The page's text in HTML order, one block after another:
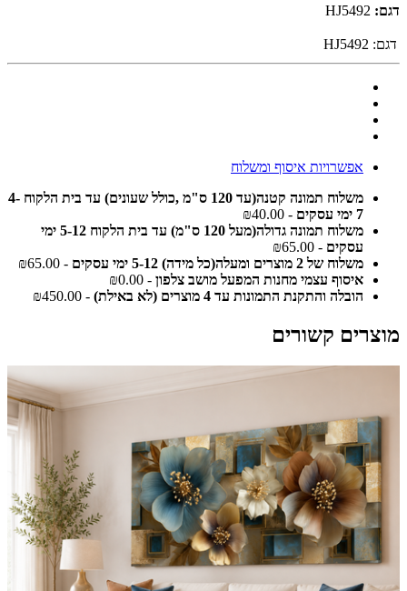
דגם:
דגם: HJ5492
אפשרויות איסוף ומשלוח
משלוח תמונה קטנה(עד 120 ס"מ ,כולל שעונים) עד בית הלקוח 4-
7 ימי עסקים
- ₪40.00
משלוח תמונה גדולה(מעל 120 ס"מ) עד בית הלקוח 5-12 ימי
עסקים - ₪65.00
משלוח של 2 מוצרים ומעלה(כל מידה) 5-12 ימי עסקים
- ₪65.00
איסוף עצמי מחנות המפעל מושב צלפון - ₪0.00
הובלה והתקנת התמונות עד 4 מוצרים (לא באילת)
- ₪450.00
מוצרים קשורים